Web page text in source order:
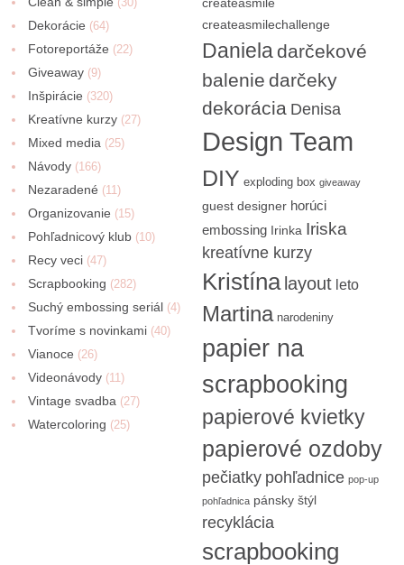
Dekorácie (64)
Fotoreportáže (22)
Giveaway (9)
Inšpirácie (320)
Kreatívne kurzy (27)
Mixed media (25)
Návody (166)
Nezaradené (11)
Organizovanie (15)
Pohľadnicový klub (10)
Recy veci (47)
Scrapbooking (282)
Suchý embossing seriál (4)
Tvoríme s novinkami (40)
Vianoce (26)
Videonávody (11)
Vintage svadba (27)
Watercoloring (25)
createasmilechallenge
Daniela darčekové
balenie darčeky
dekorácia Denisa
Design Team
DIY exploding box giveaway
guest designer horúci
embossing Irinka Iriska
kreatívne kurzy
Kristína layout leto
Martina narodeniny
papier na
scrapbooking
papierové kvietky
papierové ozdoby
pečiatky pohľadnice pop-up
pohľadnica pánsky štýl
recyklácia
scrapbooking